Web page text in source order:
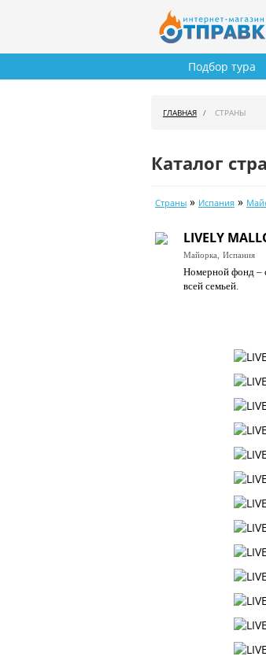
Подбор тура
ГЛАВНАЯ СТРАНЫ
Каталог
Страны » Испания »
LIVELY
Майорка, Испания
Номерной фонд –
всей семьей.